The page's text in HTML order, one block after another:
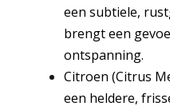
een subtiele,
brengt een
ontspanning.
Citroen (Citrus
een heldere,